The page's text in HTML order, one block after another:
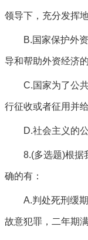
领导下，充分发挥
B.国家保护外
导和帮助外资经济
C.国家为了公
行征收或者征用并
D.社会主义的
8.(多选题)根据
确的有：
A.判处死刑缓
故意犯罪，二年期